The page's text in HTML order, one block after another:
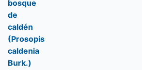
bosque
de
caldén
(Prosopis
caldenia
Burk.)